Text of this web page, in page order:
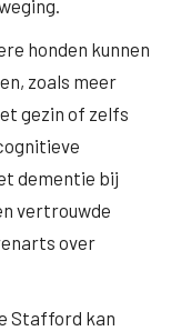
honden kunnen
zoals meer
gezin of zelfs
dementie bij
vertrouwde
over
Stafford kan